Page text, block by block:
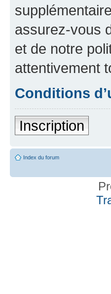
assurez-vous
et de notre
attentivement
Conditions
Inscription
Index du forum